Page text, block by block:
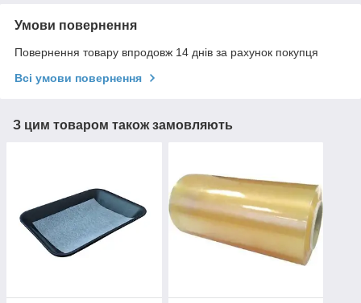
Умови повернення
Повернення товару впродовж 14 днів за рахунок покупця
Всі умови повернення
З цим товаром також замовляють